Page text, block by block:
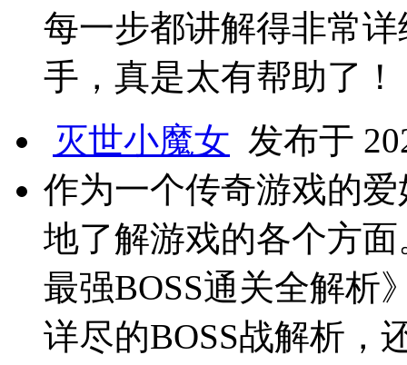
每一步都讲解得非常
手，真是太有帮助了！
灭世小魔女 发布于
作为一个传奇游戏的
地了解游戏的各个方
最强BOSS通关全解析
详尽的BOSS战解析，